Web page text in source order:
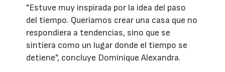
"Estuve muy inspirada por la idea del paso
del tiempo. Queríamos crear una casa que no
respondiera a tendencias, sino que se
sintiera como un lugar donde el tiempo se
detiene", concluye Dominique Alexandra.